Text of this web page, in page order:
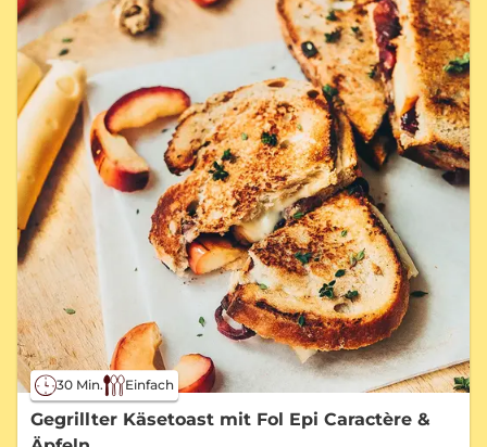
30 Min. Einfach
Gegrillter Käsetoast mit Fol Epi Caractère &